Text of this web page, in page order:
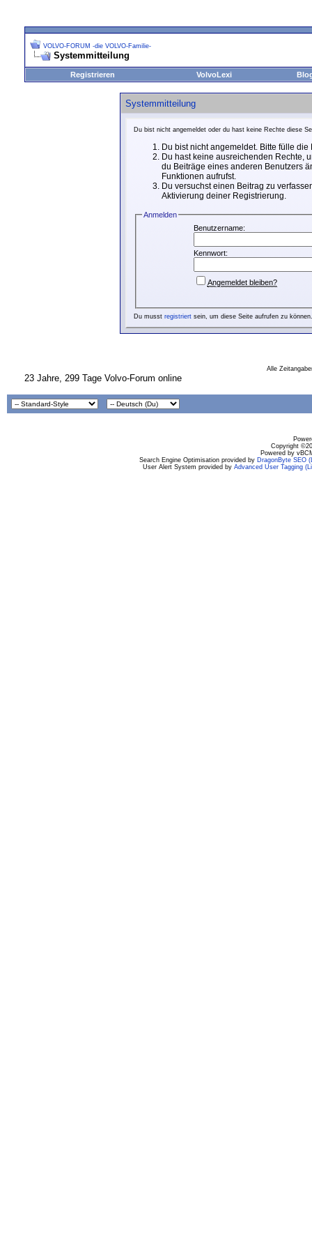
VOLVO-FORUM -die VOLVO-Familie-
Systemmitteilung
Registrieren VolvoLexi
Systemmitteilung
Du bist nicht angemeldet oder du hast keine Rechte diese
Du bist nicht angemeldet. Bitte fülle
Du hast keine ausreichenden Rechte,
du Beiträge eines anderen Benutzers
Funktionen aufrufst.
Du versuchst einen Beitrag zu
Aktivierung deiner Registrierung.
Anmelden
Benutzername:
Kennwort:
Angemeldet bleiben?
Du musst registriertsein, um diese Seite aufrufen zu können.
Alle
23 Jahre, 299 Tage Volvo-Forum online
Copyright
Powered by
Search Engine Optimisation provided by DragonByte SEO
User Alert System provided by Advanced User Tagging